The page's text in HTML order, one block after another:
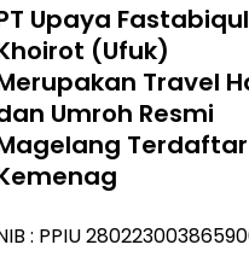
Upaya Fastabiqul
(Ufuk)
Travel
Umroh Resmi
Terdaftar
: PPIU